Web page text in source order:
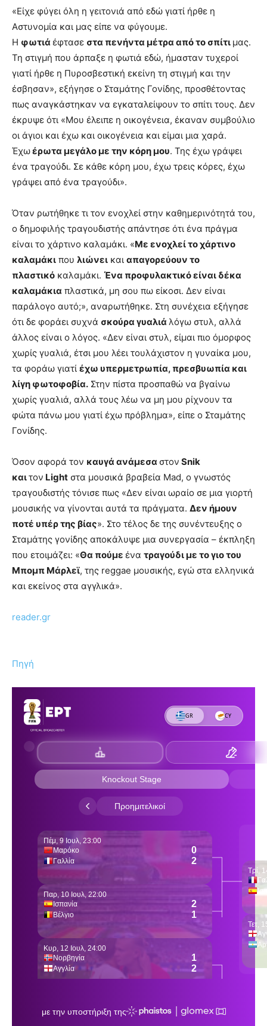
«Είχε φύγει όλη η γειτονιά από εδώ γιατί ήρθε η
Αστυνομία και μας είπε να φύγουμε.
Η φωτιά έφτασε στα πενήντα μέτρα από το σπίτι μας.
Τη στιγμή που άρπαξε η φωτιά εδώ, ήμασταν τυχεροί
γιατί ήρθε η Πυροσβεστική εκείνη τη στιγμή και την
έσβησαν», εξήγησε ο Σταμάτης Γονίδης, προσθέτοντας
πως αναγκάστηκαν να εγκαταλείψουν το σπίτι τους. Δεν
έκρυψε ότι «Μου έλειπε η οικογένεια, έκαναν συμβούλιο
οι άγιοι και έχω και οικογένεια και είμαι μια χαρά.
Έχωέρωτα μεγάλο με την κόρη μου. Της έχω γράψει
ένα τραγούδι. Σε κάθε κόρη μου, έχω τρεις κόρες, έχω
γράψει από ένα τραγούδι».
Όταν ρωτήθηκε τι τον ενοχλεί στην καθημερινότητά του,
ο δημοφιλής τραγουδιστής απάντησε ότι ένα πράγμα
είναι το χάρτινο καλαμάκι. «Με ενοχλεί το χάρτινο
καλαμάκι που λιώνει και απαγορεύουν το
πλαστικό καλαμάκι. Ένα προφυλακτικό είναι δέκα
καλαμάκια πλαστικά, μη σου πω είκοσι. Δεν είναι
παράλογο αυτό;», αναρωτήθηκε. Στη συνέχεια εξήγησε
ότι δε φοράει συχνά σκούρα γυαλιά λόγω στυλ, αλλά
άλλος είναι ο λόγος. «Δεν είναι στυλ, είμαι πιο όμορφος
χωρίς γυαλιά, έτσι μου λέει τουλάχιστον η γυναίκα μου,
τα φοράω γιατί έχω υπερμετρωπία, πρεσβυωπία και
λίγη φωτοφοβία. Στην πίστα προσπαθώ να βγαίνω
χωρίς γυαλιά, αλλά τους λέω να μη μου ρίχνουν τα
φώτα πάνω μου γιατί έχω πρόβλημα», είπε ο Σταμάτης
Γονίδης.
Όσον αφορά τον καυγά ανάμεσα στον Snik
καιτον Light στα μουσικά βραβεία Mad, ο γνωστός
τραγουδιστής τόνισε πως «Δεν είναι ωραίο σε μια γιορτή
μουσικής να γίνονται αυτά τα πράγματα. Δεν ήμουν
ποτέ υπέρ της βίας». Στο τέλος δε της συνέντευξης ο
Σταμάτης γονίδης αποκάλυψε μια συνεργασία – έκπληξη
που ετοιμάζει: «Θα πούμε ένα τραγούδι με το γιο του
Μπομπ Μάρλεϊ, της reggae μουσικής, εγώ στα ελληνικά
και εκείνος στα αγγλικά».
reader.gr
Πηγή